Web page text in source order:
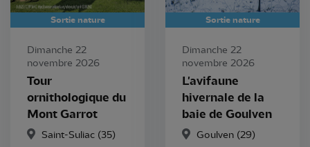
Sortie nature
Dimanche 22
novembre 2026
Tour
ornithologique du
Mont Garrot
Saint-Suliac (35)
Sortie nature
Dimanche 22
novembre 2026
L'avifaune
hivernale de la
baie de Goulven
Goulven (29)